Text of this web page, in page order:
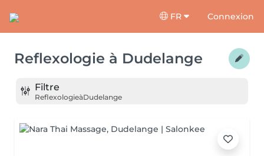
FR Connexion
Reflexologie à Dudelange
Filtre
ReflexologieàDudelange